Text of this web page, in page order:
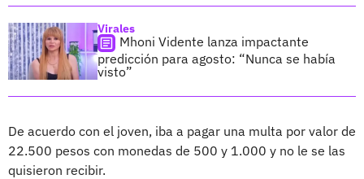
Virales
Mhoni Vidente lanza impactante
predicción para agosto: “Nunca se había
visto”
De acuerdo con el joven, iba a pagar una multa por valor de
22.500 pesos con monedas de 500 y 1.000 y no le se las
quisieron recibir.